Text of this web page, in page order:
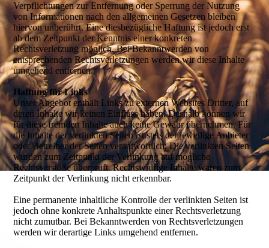
Verpflichtungen zur Entfernung oder Sperrung der Nutzung
von Informationen nach den allgemeinen Gesetzen bleiben
hiervon unberührt. Eine diesbezügliche Haftung ist jedoch erst
ab dem Zeitpunkt der Kenntnis einer konkreten
Rechtsverletzung möglich. Bei Bekanntwerden von
entsprechenden Rechtsverletzungen werden wir diese Inhalte
umgehend entfernen.
Haftung für Links
Unser Angebot enthält Links zu externen Websites Dritter, auf
deren Inhalte wir keinen Einfluss haben. Deshalb können wir
für diese fremden Inhalte auch keine Gewähr übernehmen. Für
die Inhalte der verlinkten Seiten ist stets der jeweilige Anbieter
oder Betreiber der Seiten verantwortlich. Die verlinkten Seiten
wurden zum Zeitpunkt der Verlinkung auf mögliche
Rechtsverstöße überprüft. Rechtswidrige Inhalte waren zum
Zeitpunkt der Verlinkung nicht erkennbar.
Eine permanente inhaltliche Kontrolle der verlinkten Seiten ist
jedoch ohne konkrete Anhaltspunkte einer Rechtsverletzung
nicht zumutbar. Bei Bekanntwerden von Rechtsverletzungen
werden wir derartige Links umgehend entfernen.